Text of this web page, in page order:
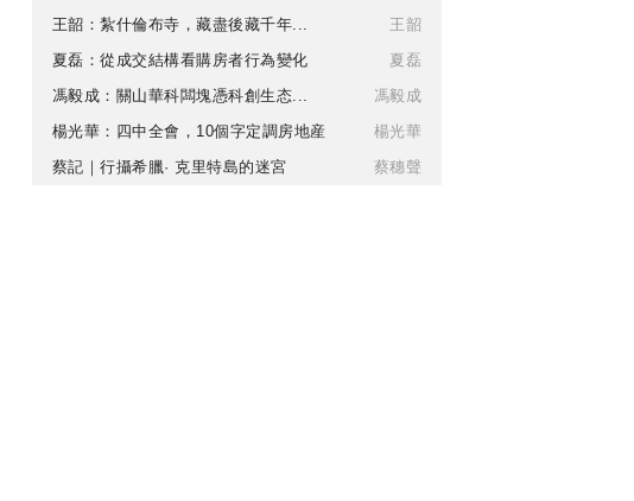
王韶：紮什倫布寺，藏盡後藏千年...
王韶
夏磊：從成交結構看購房者行為變化
夏磊
馮毅成：關山華科闆塊憑科創生态...
馮毅成
楊光華：四中全會，10個字定調房地産
楊光華
蔡記｜行攝希臘· 克里特島的迷宮
蔡穗聲